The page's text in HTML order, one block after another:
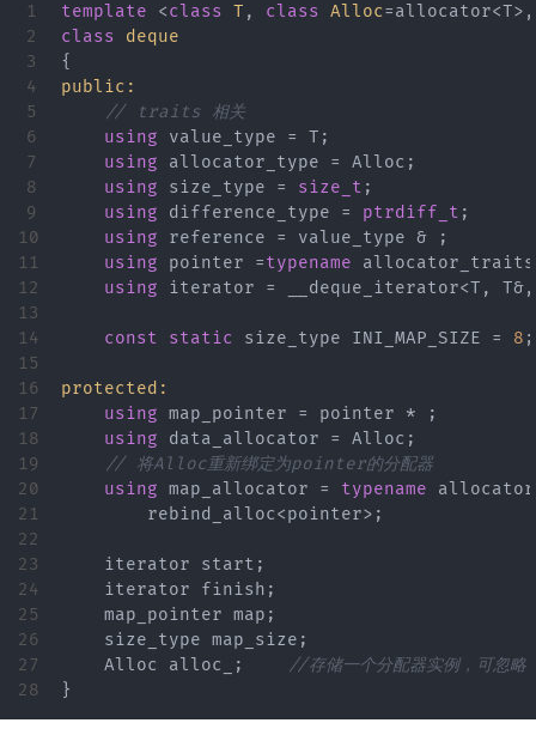
1
2
3
4
5
6
7
8
9
10
11
12
13
14
15
16
17
18
19
20
21
22
23
24
25
26
27
template <class T , class Alloc=allocator<T>,
class
deque
{
public:
// traits 相关
using
value_type = T ;
using
allocator_type = Alloc ;
using
size_type = size_t ;
using
difference_type = ptrdiff_t ;
using
reference = value_type &
;
using
pointer =typename allocator_traits
using
iterator = __deque_iterator<T , T&,
const static size_type INI_MAP_SIZE = 8 ;
protected:
using map_pointer = pointer *
;
using
data_allocator = Alloc ;
// 将Alloc重新绑定为pointer的分配器
using map_allocator = typename
rebind_alloc<pointer>;
iterator start ;
iterator
finish ;
map_pointer map ;
size_type map_size ;
Alloc
alloc_ ;
//存储一个分配器实例，可忽略
}